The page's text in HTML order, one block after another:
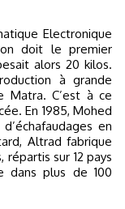
doit le premier
alors 20 kilos.
à grande
Matra. C’est à ce
En 1985, Mohed
en
Altrad fabrique
répartis sur 12 pays
dans plus de 100